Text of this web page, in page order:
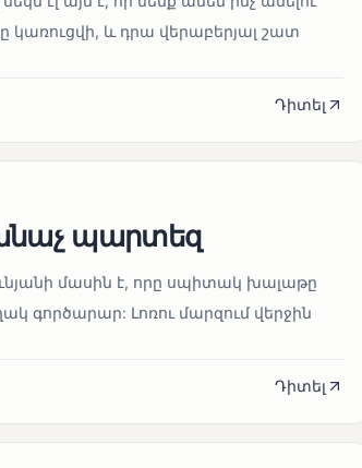
կառուցվի, և դրա վերաբերյալ շատ
Դիտել
պարտեզ
մասին է, որը սպիտակ խալաթը
գործարար: Լոռու մարզում վերջին
Դիտել